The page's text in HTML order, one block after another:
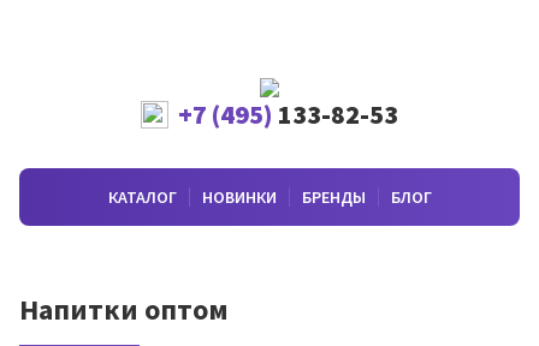
+7 (495) 133-82-53
КАТАЛОГ НОВИНКИ БРЕНДЫ БЛОГ
Напитки оптом